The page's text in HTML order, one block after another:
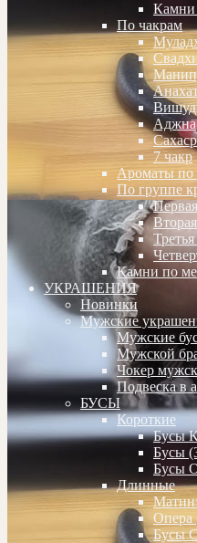
Камни
По чакрам
Аджна
7 чакр
Ароматы по
По группе
Камни по
УКРАШЕНИЯ
Новинки
Мужские
Мужские
Мужской
Чокер
Подвеска в
БУСЫ
Короткие
Бусы
Бусы
Бусы
Длинные
Опера
Бусы